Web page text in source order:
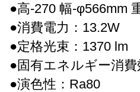
●高-270 幅-φ566mm
●消費電力：13.2W
●定格光束：1370 lm
●固有エネルギー消
●演色性：Ra80